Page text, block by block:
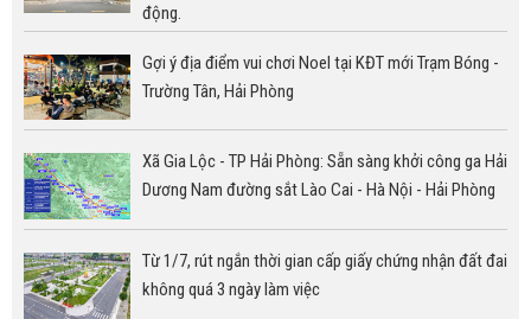
động.
Gợi ý địa điểm vui chơi Noel tại KĐT mới Trạm Bóng -
Trường Tân, Hải Phòng
Xã Gia Lộc - TP Hải Phòng: Sẵn sàng khởi công ga Hải
Dương Nam đường sắt Lào Cai - Hà Nội - Hải Phòng
Từ 1/7, rút ngắn thời gian cấp giấy chứng nhận đất đai
không quá 3 ngày làm việc